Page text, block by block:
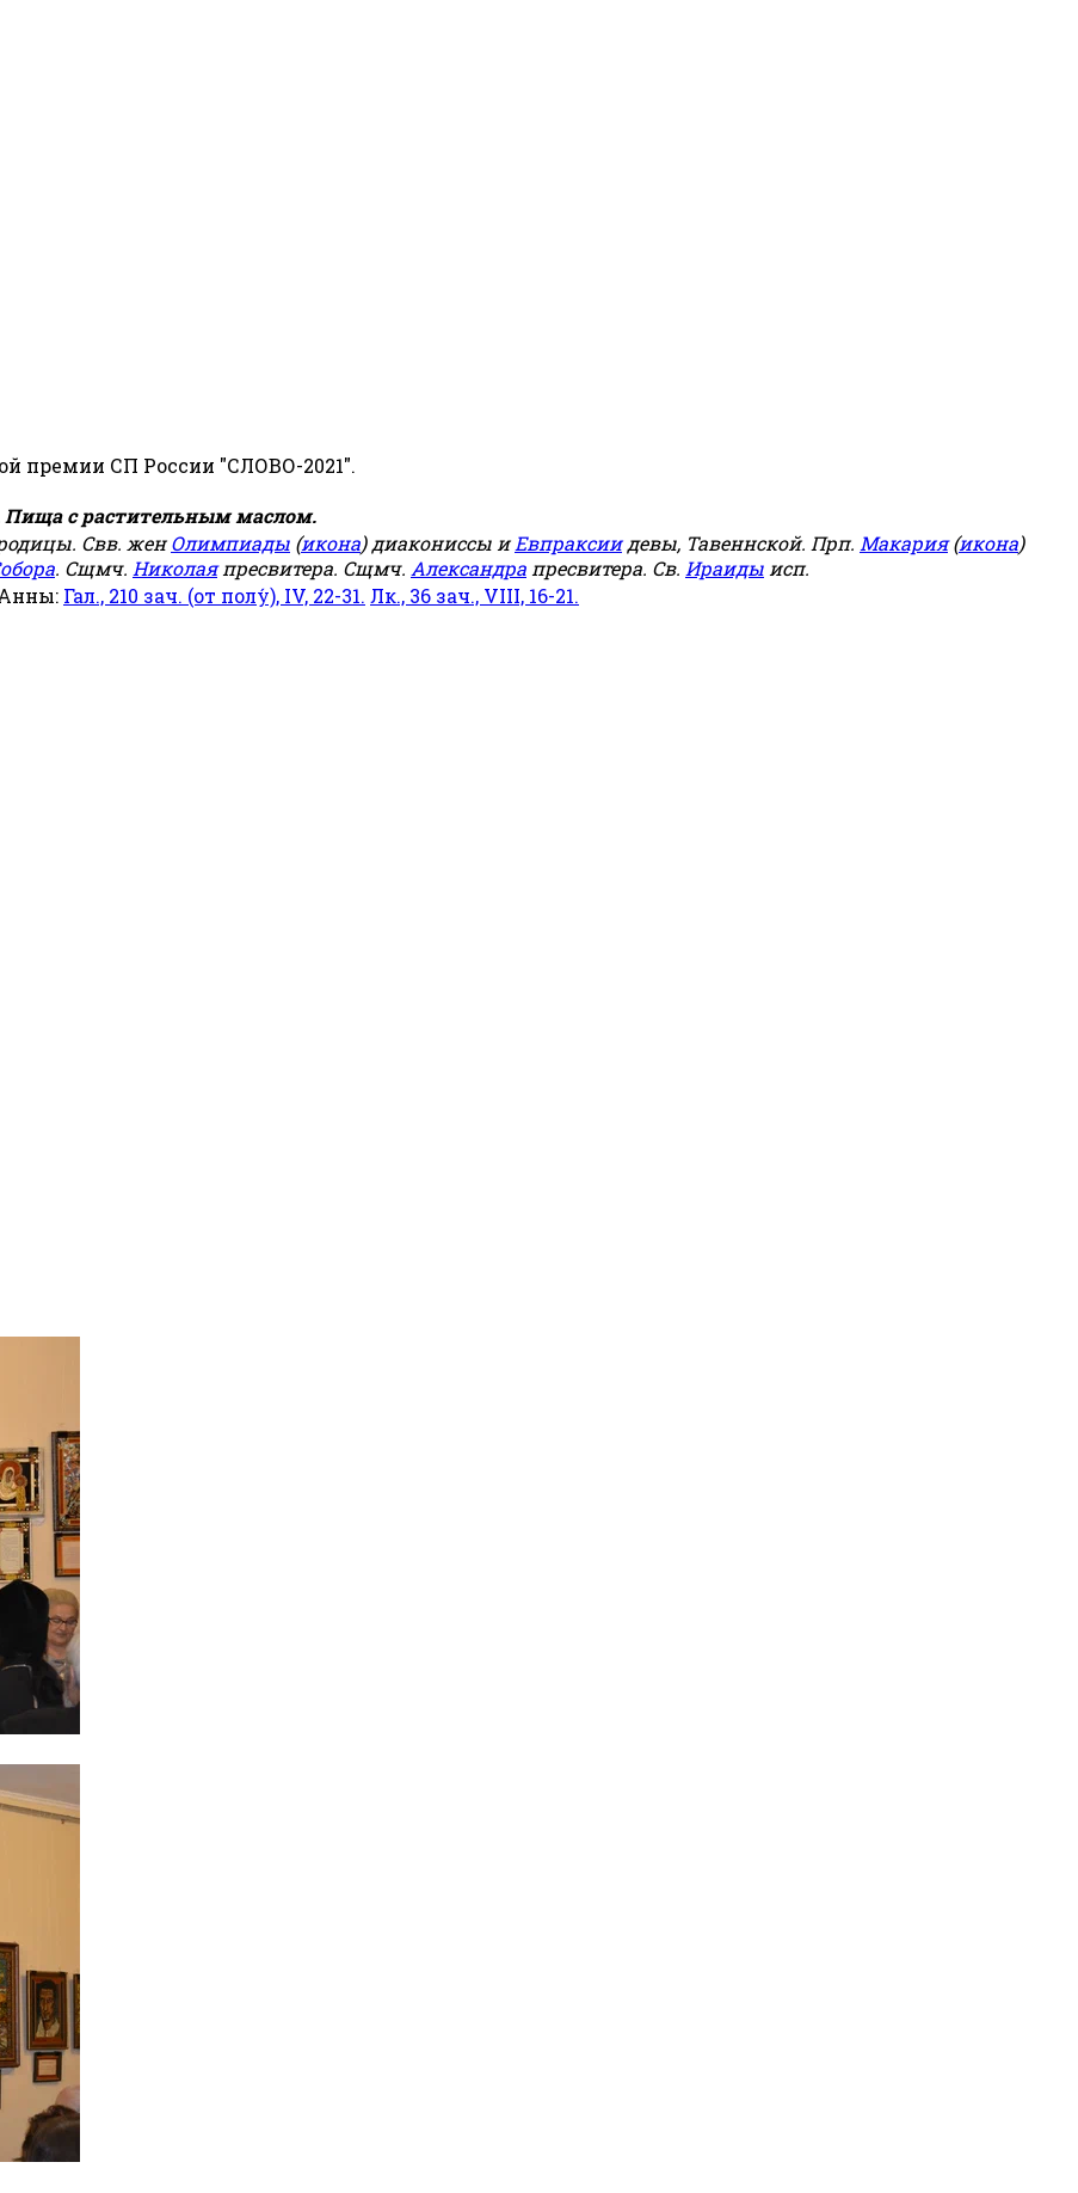
премии СП России "СЛОВО-2021".
Пища с растительным маслом.
Свв. женОлимпиады (икона) диакониссы иЕвпраксиидевы, Тавеннской. Прп. Макария(икона)
. Сщмч. Николаяпресвитера. Сщмч. Александра пресвитера. Св. Ираиды исп.
Гал., 210 зач. (от полу́), IV, 22-31. Лк., 36 зач., VIII, 16-21.